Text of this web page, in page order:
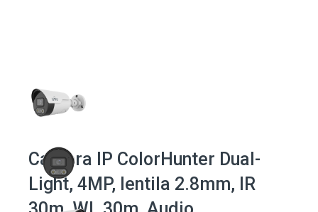
Camera IP ColorHunter Dual-
Light, 4MP, lentila 2.8mm, IR